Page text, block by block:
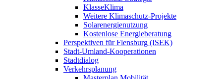
KlasseKlima
Weitere Klimaschutz-Projekte
Solarenergienutzung
Kostenlose Energieberatung
Perspektiven für Flensburg (ISEK)
Stadt-Umland-Kooperationen
Stadtdialog
Verkehrsplanung